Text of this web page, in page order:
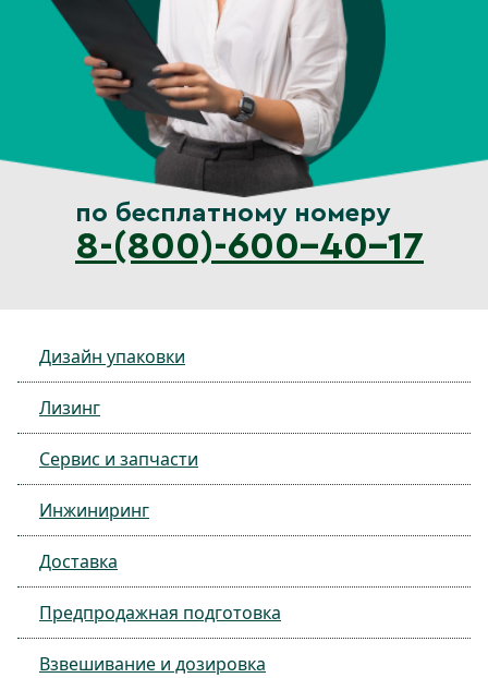
по бесплатному номеру
8-(800)-600-40-17
Дизайн упаковки
Лизинг
Сервис и запчасти
Инжиниринг
Доставка
Предпродажная подготовка
Взвешивание и дозировка